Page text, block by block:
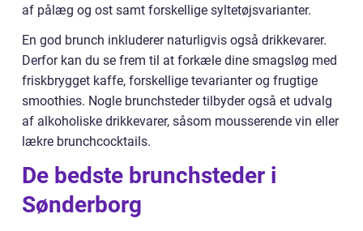
af pålæg og ost samt forskellige syltetøjsvarianter.
En god brunch inkluderer naturligvis også drikkevarer.
Derfor kan du se frem til at forkæle dine smagsløg med
friskbrygget kaffe, forskellige tevarianter og frugtige
smoothies. Nogle brunchsteder tilbyder også et udvalg
af alkoholiske drikkevarer, såsom mousserende vin eller
lækre brunchcocktails.
De bedste brunchsteder i
Sønderborg